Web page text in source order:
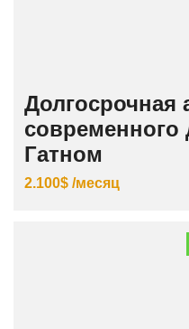
Долгосрочная
современного
Гатном
2.100$ /месяц